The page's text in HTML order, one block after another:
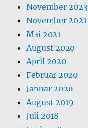
November 2023
November 2021
Mai 2021
August 2020
April 2020
Februar 2020
Januar 2020
August 2019
Juli 2018